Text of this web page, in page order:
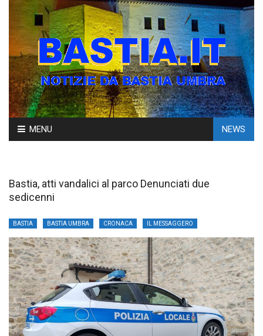
Skip
to
MENU NEWS
Bastia, atti vandalici al parco Denunciati due
sedicenni
BASTIA BASTIA UMBRA CRONACA IL MESSAGGERO